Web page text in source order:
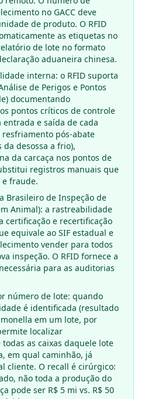
no GACC deve
de produto. O RFID
as etiquetas no
de lote no formato
aduaneira chinesa.
interna: o RFID suporta
de Perigos e Pontos
documentando
pontos críticos de controle
e saída de cada
pós-abate
desossa a frio),
da carcaça nos pontos de
registros manuais que
fraude.
Brasileiro de Inspeção de
Animal): a rastreabilidade
certificação e recertificação
equivale ao SIF estadual e
vender para todos
inspeção. O RFID fornece a
para as auditorias
número de lote: quando
é identificada (resultado
em um lote, por
localizar
as caixas daquele lote
em qual caminhão, já
cliente. O recall é cirúrgico:
não toda a produção do
pode ser R$ 5 mi vs. R$ 50